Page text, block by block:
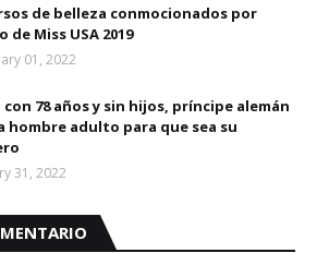
de belleza conmocionados por
de Miss USA 2019
01, 2022
con 78 años y sin hijos, príncipe alemán
hombre adulto para que sea su
31, 2022